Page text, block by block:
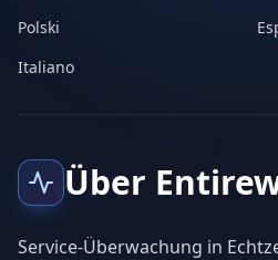
Polski
Italiano
Über
Service-Überwachung in